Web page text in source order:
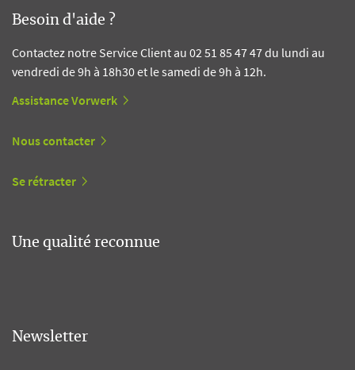
Besoin d'aide ?
Contactez notre Service Client au 02 51 85 47 47 du lundi au
vendredi de 9h à 18h30 et le samedi de 9h à 12h.
Assistance Vorwerk
Nous contacter
Se rétracter
Une qualité reconnue
Newsletter